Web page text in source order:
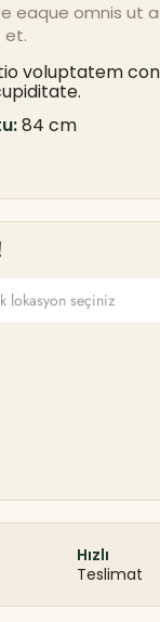
eaque omnis ut
et.
voluptatem
84 cm
Hızlı
Teslimat